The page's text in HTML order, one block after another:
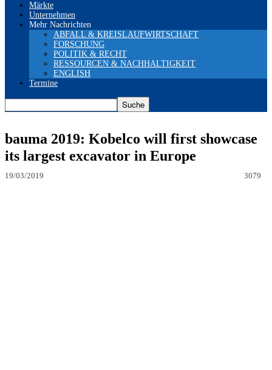
Märkte
Unternehmen
Mehr Nachrichten
ABFALL & KREISLAUFWIRTSCHAFT
FORSCHUNG
POLITIK & RECHT
RESSOURCEN & NACHHALTIGKEIT
ENGLISH
Termine
bauma 2019: Kobelco will first showcase
its largest excavator in Europe
19/03/2019 3079